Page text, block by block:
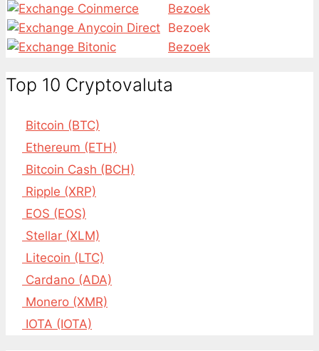
Bezoek
Bezoek
Bezoek
Top 10 Cryptovaluta
Bitcoin (BTC)
Ethereum (ETH)
Bitcoin Cash (BCH)
Ripple (XRP)
EOS (EOS)
Stellar (XLM)
Litecoin (LTC)
Cardano (ADA)
Monero (XMR)
IOTA (IOTA)